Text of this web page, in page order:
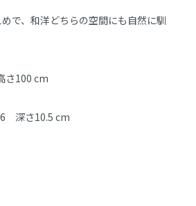
で、和洋どちらの空間にも自然に馴
さ100 cm
　深さ10.5 cm